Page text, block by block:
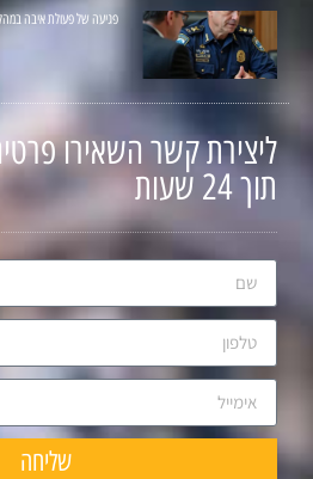
פגיעה של פעולת איבה
ליצירת קשר השאירו
תוך 24 שעות
שליחה